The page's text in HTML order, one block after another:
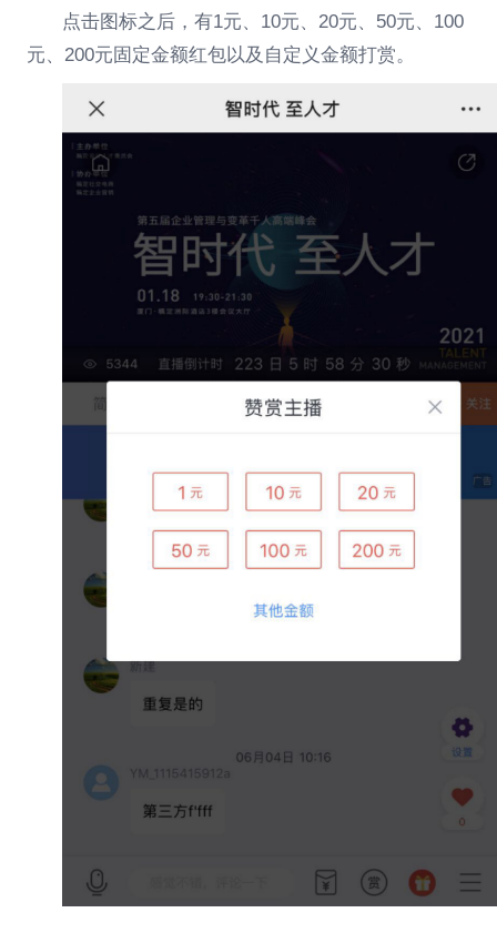
点击图标之后，有1元、10元、20元、50元、100
元、200元固定金额红包以及自定义金额打赏。